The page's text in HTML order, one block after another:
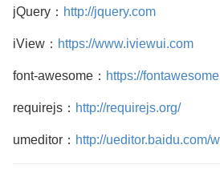
jQuery： http://jquery.com
iView： https://www.iviewui.com
font-awesome： https://
requirejs： http://requirejs.org/
umeditor： http://ueditor.baidu.com/